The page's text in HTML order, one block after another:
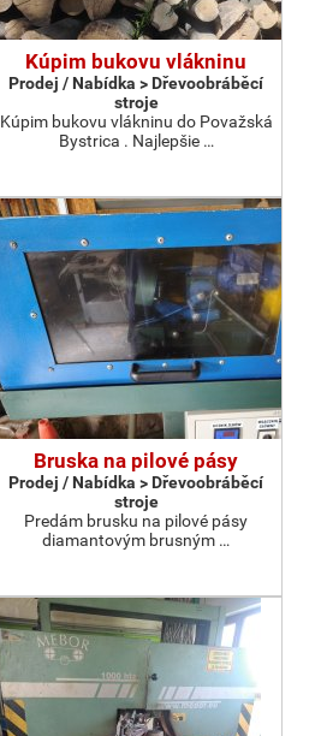
Kúpim bukovu vlákninu
Prodej / Nabídka > Dřevoobráběcí
stroje
Kúpim bukovu vlákninu do Považská
Bystrica . Najlepšie …
Bruska na pilové pásy
Prodej / Nabídka > Dřevoobráběcí
stroje
Predám brusku na pilové pásy
diamantovým brusným …